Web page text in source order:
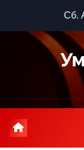
содержимому
Сб.